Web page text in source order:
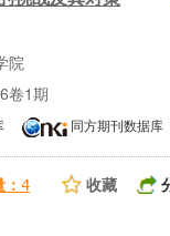
院
卷1期
同方期刊数据库
4 收藏